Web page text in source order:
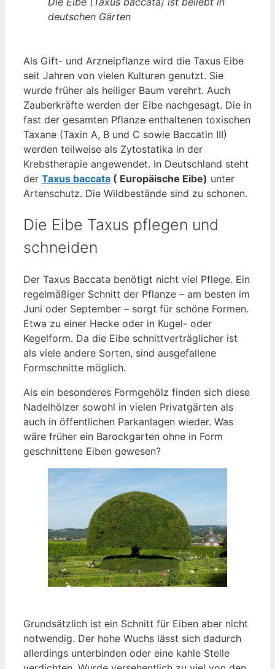
deutschen Gärten
Als Gift- und Arzneipflanze wird die Taxus Eibe
seit Jahren von vielen Kulturen genutzt. Sie
wurde früher als heiliger Baum verehrt. Auch
Zauberkräfte werden der Eibe nachgesagt. Die in
fast der gesamten Pflanze enthaltenen toxischen
Taxane (Taxin A, B und C sowie Baccatin III)
werden teilweise als Zytostatika in der
Krebstherapie angewendet. In Deutschland steht
der Taxus baccata ( Europäische Eibe) unter
Artenschutz. Die Wildbestände sind zu schonen.
Die Eibe Taxus pflegen und
schneiden
Der Taxus Baccata benötigt nicht viel Pflege. Ein
regelmäßiger Schnitt der Pflanze – am besten im
Juni oder September – sorgt für schöne Formen.
Etwa zu einer Hecke oder in Kugel- oder
Kegelform. Da die Eibe schnittverträglicher ist
als viele andere Sorten, sind ausgefallene
Formschnitte möglich.
Als ein besonderes Formgehölz finden sich diese
Nadelhölzer sowohl in vielen Privatgärten als
auch in öffentlichen Parkanlagen wieder. Was
wäre früher ein Barockgarten ohne in Form
geschnittene Eiben gewesen?
Grundsätzlich ist ein Schnitt für Eiben aber nicht
notwendig. Der hohe Wuchs lässt sich dadurch
allerdings unterbinden oder eine kahle Stelle